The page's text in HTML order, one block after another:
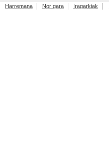
Harremana Nor gara Iragarkiak